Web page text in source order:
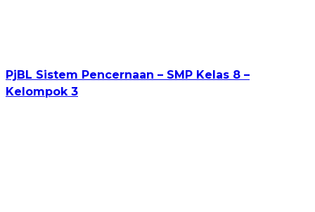
PjBL Sistem Pencernaan – SMP Kelas 8 –
Kelompok 3